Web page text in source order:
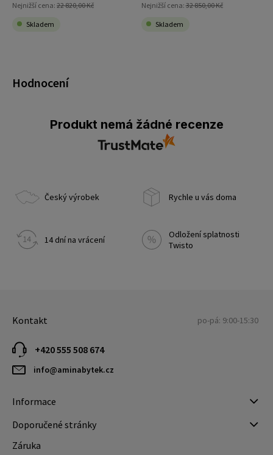
Hodnocení
Produkt nemá žádné recenze
Nejnižší cena: 22 820,00 Kč
Skladem
Nejnižší cena:32 850,00 Kč
Skladem
Český výrobek Rychle u vás doma
14 dní na vrácení
Odložení splatnosti
Twisto
Kontakt po-pá: 9:00-15:30
+420 555 508 674
info@aminabytek.cz
Informace
Doporučené stránky
Záruka